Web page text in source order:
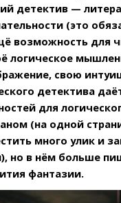
детектив —
(это
возможность для
логическое
свою
детектива
для
(на одной
много улик и
но в нём больше
фантазии.